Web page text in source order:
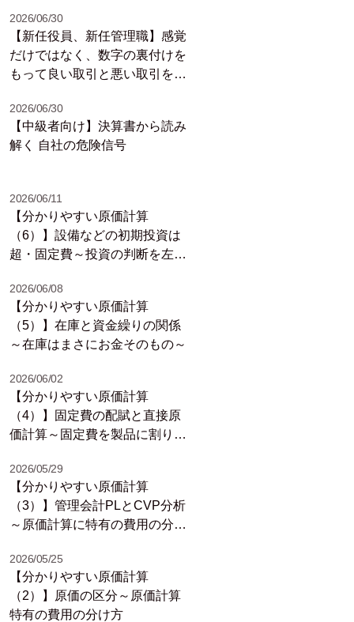
2026/06/30
【新任役員、新任管理職】感覚
だけではなく、数字の裏付けを
もって良い取引と悪い取引を判
2026/06/30
【中級者向け】決算書から読み
解く 自社の危険信号
2026/06/11
【分かりやすい原価計算
（6）】設備などの初期投資は
超・固定費～投資の判断を左右
2026/06/08
【分かりやすい原価計算
（5）】在庫と資金繰りの関係
～在庫はまさにお金そのもの～
2026/06/02
【分かりやすい原価計算
（4）】固定費の配賦と直接原
価計算～固定費を製品に割り当
2026/05/29
【分かりやすい原価計算
（3）】管理会計PLとCVP分析
～原価計算に特有の費用の分け
2026/05/25
【分かりやすい原価計算
（2）】原価の区分～原価計算
特有の費用の分け方